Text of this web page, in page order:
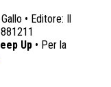
• Editore: Il
Up• Per la